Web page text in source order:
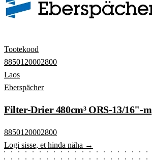
Tootekood
8850120002800
Laos
Eberspächer
Filter-Drier 480cm³ ORS-13/16"-m
8850120002800
Logi sisse, et hinda näha →